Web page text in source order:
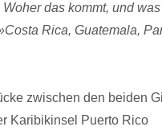
das kommt, und
Rica, Guatemala,
zwischen den beiden
Karibikinsel Puerto Rico